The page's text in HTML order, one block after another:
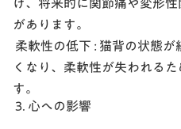
があります。
柔軟性の低下 :猫背の状態
くなり、柔軟性が失われる
す。
3. 心への影響